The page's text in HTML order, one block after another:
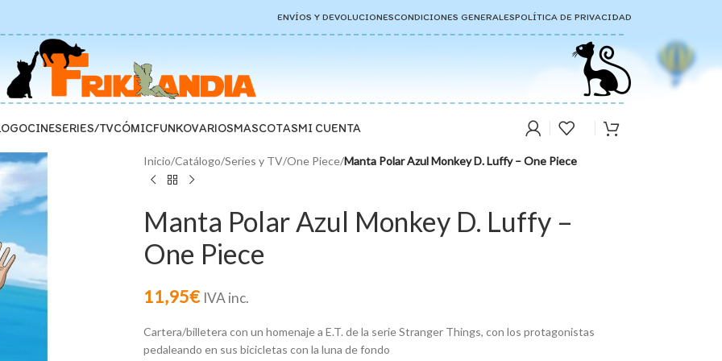
ENVÍOS Y DEVOLUCIONESCONDICIONES GENERALESPOLÍTICA DE PRIVACIDAD
CINESERIES/TVCÓMICFUNKOVARIOSMASCOTASMI CUENTA
Inicio/Catálogo/Series y TV/One Piece/Manta Polar Azul Monkey D. Luffy – One Piece
Manta Polar Azul Monkey D. Luffy –
One Piece
11,95€ IVA inc.
Cartera/billetera con un homenaje a E.T. de la serie Stranger Things, con los protagonistas
pedaleando en sus bicicletas con la luna de fondo